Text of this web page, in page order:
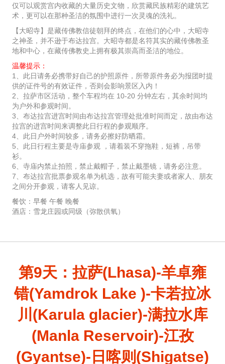
仅可以观赏宫内收藏的大量历史文物，欣赏藏民族精彩的建筑艺
术，更可以在那种圣洁的氛围中进行一次灵魂的洗礼。
【大昭寺】是藏传佛教信徒朝拜的终点，在他们的心中，大昭寺
之神圣，并不逊于布达拉宫。大昭寺都是名符其实的藏传佛教圣
地和中心，在藏传佛教史上拥有极其崇高而圣洁的地位。
温馨提示：
1、此日请务必携带好自己的护照原件，所带原件务必为报团时提
供的证件号的有效证件，否则会影响景区入内！
2、拉萨市区活动，整个车程均在 10-20 分钟左右，其余时间均
为户外和参观时间。
3、布达拉宫进宫时间由布达拉宫管理处批准时间而定，故由布达
拉宫的进宫时间来调整此日行程的参观顺序。
4、此日户外时间较多，请务必擦好防晒霜。
5、此日行程主要是寺庙参观 ，请着装不穿拖鞋，短裤，吊带
衫。
6、寺庙内禁止拍照，禁止戴帽子，禁止戴墨镜，请务必注意。
7、布达拉宫批票参观名单为机选，故有可能夫妻或者家人、朋友
之间分开参观，请客人见谅。
餐饮：早餐 午餐 晚餐
酒店：雪龙庄园或同级（弥散供氧）
第9天：拉萨(Lhasa)-羊卓雍
错(Yamdrok Lake )-卡若拉冰
川(Karula glacier)-满拉水库
(Manla Reservoir)-江孜
(Gyantse)-日喀则(Shigatse)